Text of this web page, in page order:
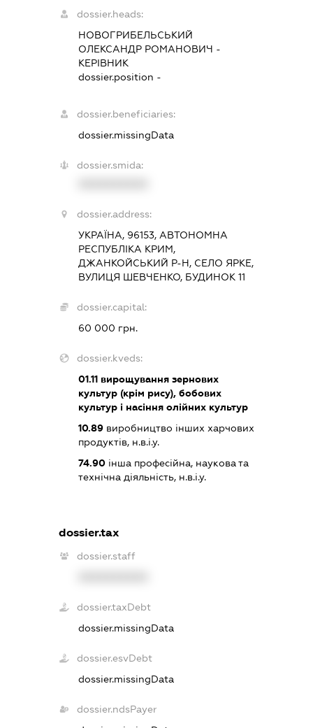
dossier.heads:
НОВОГРИБЕЛЬСЬКИЙ
ОЛЕКСАНДР РОМАНОВИЧ -
КЕРІВНИК
dossier.position -
dossier.beneficiaries:
dossier.missingData
dossier.smida:
dossier.address:
УКРАЇНА, 96153, АВТОНОМНА
РЕСПУБЛІКА КРИМ,
ДЖАНКОЙСЬКИЙ Р-Н, СЕЛО ЯРКЕ,
ВУЛИЦЯ ШЕВЧЕНКО, БУДИНОК 11
dossier.capital:
60 000 грн.
dossier.kveds:
01.11вирощування зернових
культур (крім рису), бобових
культур і насіння олійних культур
10.89виробництво інших харчових
продуктів, н.в.і.у.
74.90інша професійна, наукова та
технічна діяльність, н.в.і.у.
dossier.tax
dossier.staff
dossier.taxDebt
dossier.missingData
dossier.esvDebt
dossier.missingData
dossier.ndsPayer